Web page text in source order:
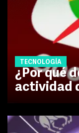
TECNOLOGÍA
¿Por qué
actividad